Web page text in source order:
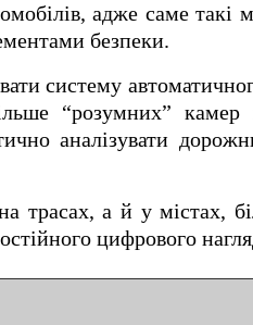
адже саме
безпеки.
систему
“розумних” камер
аналізувати
трасах, а й у містах,
цифрового